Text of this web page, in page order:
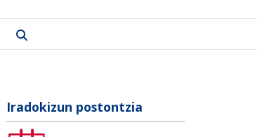
Iradokizun postontzia